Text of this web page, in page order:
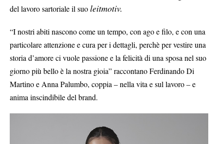
del lavoro sartoriale il suoleitmotiv.
“I nostri abiti nascono come un tempo, con ago e filo, e con una
particolare attenzione e cura per i dettagli, perchè per vestire una
storia d’amore ci vuole passione e la felicità di una sposa nel suo
giorno più bello è la nostra gioia” raccontano Ferdinando Di
Martino e Anna Palumbo, coppia – nella vita e sul lavoro – e
anima inscindibile del brand.